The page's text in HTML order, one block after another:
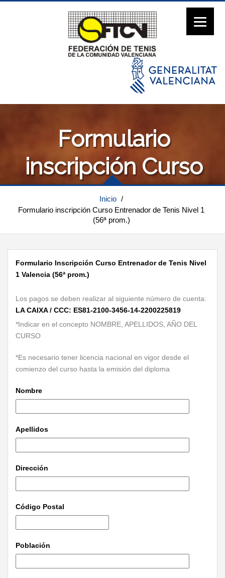
Formulario
inscripción Curso
Entrenador de Tenis
Nivel 1 (56ª prom.)
Inicio /
Formulario inscripción Curso Entrenador de Tenis Nivel 1
(56ª prom.)
Formulario Inscripción Curso Entrenador de Tenis Nivel
1 Valencia (56ª prom.)
Los pagos se deben realizar al siguiente número de cuenta:
LA CAIXA / CCC: ES81-2100-3456-14-2200225819
*Indicar en el concepto NOMBRE, APELLIDOS, AÑO DEL
CURSO
*Es necesario tener licencia nacional en vigor desde el
comienzo del curso hasta la emisión del diploma
Nombre
Apellidos
Dirección
Código Postal
Población